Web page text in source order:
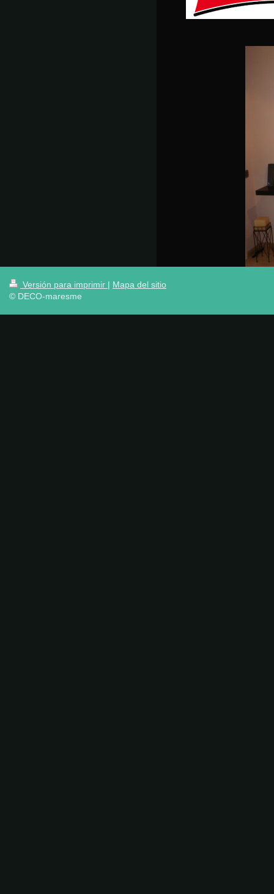
Versión para imprimir | Mapa del sitio
© DECO-maresme